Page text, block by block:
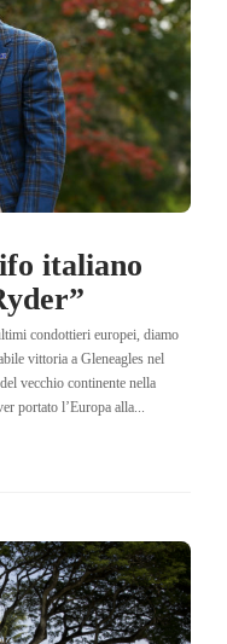
italiano
condottieri europei, diamo
vittoria a Gleneagles nel
vecchio continente nella
portato l’Europa alla...